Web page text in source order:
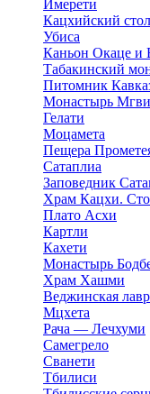
Имерети
Кацхийский
Убиса
Каньон Окаце и
Табакинский
Питомник
Монастырь
Гелати
Моцамета
Пещера
Сатаплиа
Заповедник
Храм Кацхи.
Плато Асхи
Картли
Кахети
Монастырь
Храм Хашми
Веджинская
Мцхета
Рача — Лечхуми
Самегрело
Сванети
Тбилиси